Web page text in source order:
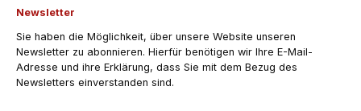
Newsletter
Sie haben die Möglichkeit, über unsere Website unseren
Newsletter zu abonnieren. Hierfür benötigen wir Ihre E-Mail-
Adresse und ihre Erklärung, dass Sie mit dem Bezug des
Newsletters einverstanden sind.